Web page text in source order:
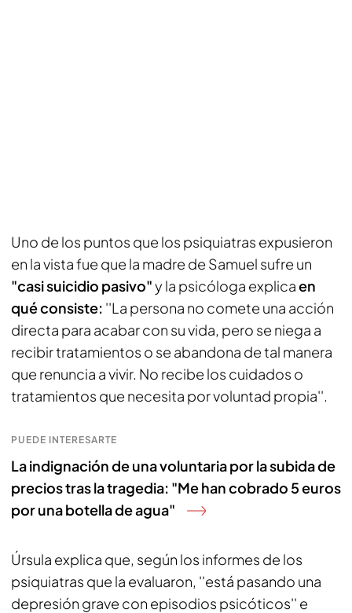
Uno de los puntos que los psiquiatras expusieron
en la vista fue que la madre de Samuel sufre un
"casi suicidio pasivo"y la psicóloga explicaen
qué consiste: ''La persona no comete una acción
directa para acabar con su vida, pero se niega a
recibir tratamientos o se abandona de tal manera
que renuncia a vivir. No recibe los cuidados o
tratamientos que necesita por voluntad propia''.
PUEDE INTERESARTE
La indignación de una voluntaria por la subida de
precios tras la tragedia: "Me han cobrado 5 euros
por una botella de agua"
Úrsula explica que, según los informes de los
psiquiatras que la evaluaron, ''está pasando una
depresión grave con episodios psicóticos'' e